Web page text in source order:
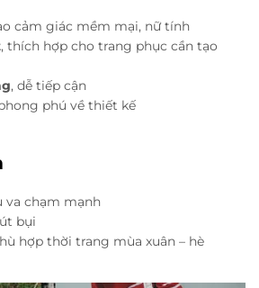
cảm giác mềm mại, nữ tính
, thích hợp cho trang phục cần tạo
, dễ tiếp cận
phú về thiết kế
va chạm mạnh
bụi
hợp thời trang mùa xuân – hè